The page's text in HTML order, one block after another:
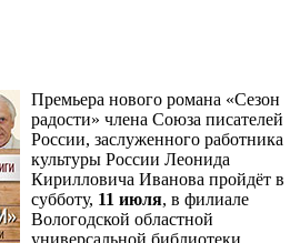
Премьера нового романа «Сезон
радости» члена Союза писателей
России, заслуженного работника
культуры России Леонида
Кирилловича Иванова пройдёт в
субботу, 11 июля, в филиале
Вологодской областной
универсальной библиотеки